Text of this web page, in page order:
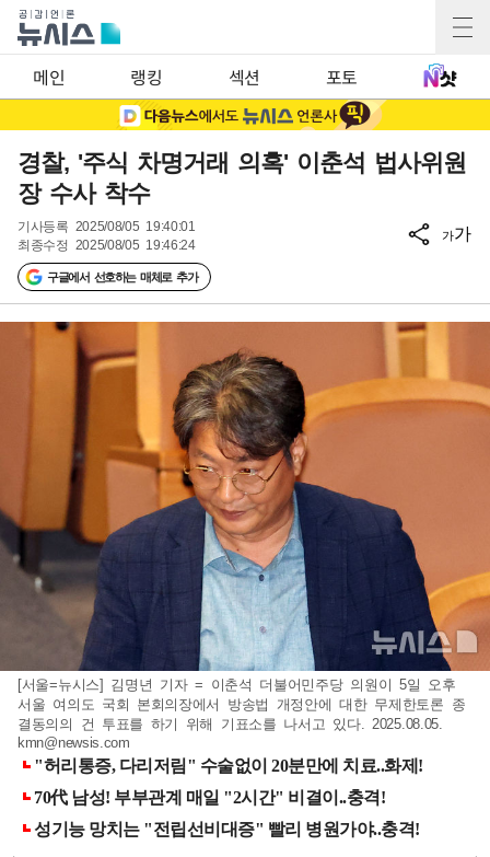
메인 랭킹 섹션 포토
경찰, '주식 차명거래 의혹' 이춘석 법사위원
장 수사 착수
기사등록 2025/08/05 19:40:01
최종수정 2025/08/05 19:46:24
구글에서 선호하는 매체로 추가
가가
[서울=뉴시스] 김명년 기자 = 이춘석 더불어민주당 의원이 5일 오후
서울 여의도 국회 본회의장에서 방송법 개정안에 대한 무제한토론 종
결동의의 건 투표를 하기 위해 기표소를 나서고 있다. 2025.08.05.
kmn@newsis.com